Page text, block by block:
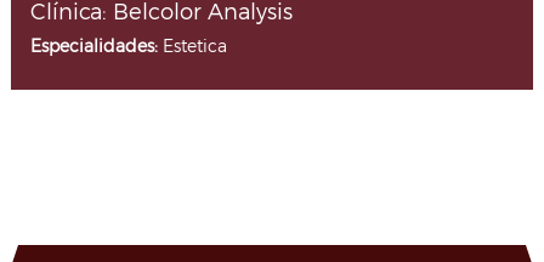
Clínica: Belcolor Analysis
Especialidades: Estetica